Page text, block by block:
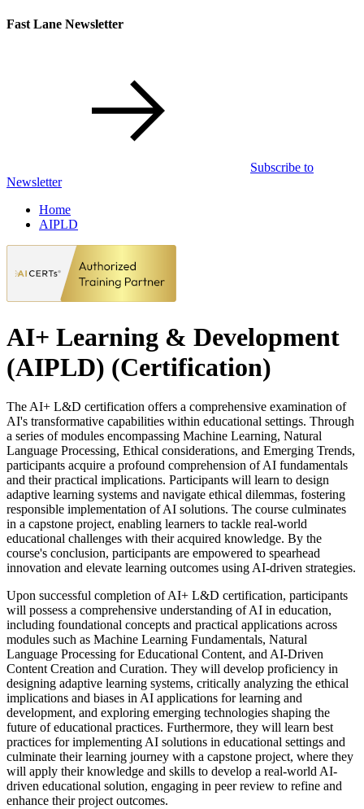
Fast Lane Newsletter
Subscribe to
Newsletter
Home
AIPLD
AI+ Learning & Development
(AIPLD) (Certification)
The AI+ L&D certification offers a comprehensive examination of
AI's transformative capabilities within educational settings. Through
a series of modules encompassing Machine Learning, Natural
Language Processing, Ethical considerations, and Emerging Trends,
participants acquire a profound comprehension of AI fundamentals
and their practical implications. Participants will learn to design
adaptive learning systems and navigate ethical dilemmas, fostering
responsible implementation of AI solutions. The course culminates
in a capstone project, enabling learners to tackle real-world
educational challenges with their acquired knowledge. By the
course's conclusion, participants are empowered to spearhead
innovation and elevate learning outcomes using AI-driven strategies.
Upon successful completion of AI+ L&D certification, participants
will possess a comprehensive understanding of AI in education,
including foundational concepts and practical applications across
modules such as Machine Learning Fundamentals, Natural
Language Processing for Educational Content, and AI-Driven
Content Creation and Curation. They will develop proficiency in
designing adaptive learning systems, critically analyzing the ethical
implications and biases in AI applications for learning and
development, and exploring emerging technologies shaping the
future of educational practices. Furthermore, they will learn best
practices for implementing AI solutions in educational settings and
culminate their learning journey with a capstone project, where they
will apply their knowledge and skills to develop a real-world AI-
driven educational solution, engaging in peer review to refine and
enhance their project outcomes.